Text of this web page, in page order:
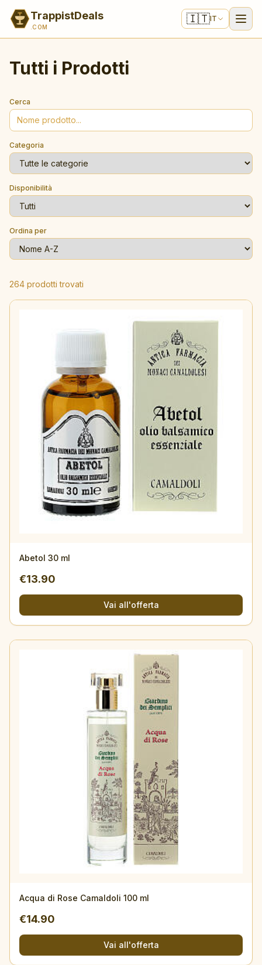
TrappistDeals
.COM
🇮🇹IT
Offerte
Scriptorium
Tutti i Prodotti
Cerca
Categoria
Disponibilità
Ordina per
264 prodotti trovati
Abetol 30 ml
€13.90
Vai all'offerta
Acqua di Rose Camaldoli 100 ml
€14.90
Vai all'offerta